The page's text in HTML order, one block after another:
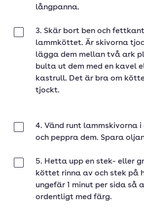
långpanna.
3. Skär bort ben och
lammköttet. Är skivorna
lägga dem mellan två ark
bulta ut dem med en kavel
kastrull. Det är bra om
tjockt.
4. Vänd runt lammskivorna
och peppra dem. Spara
5. Hetta upp en stek- eller
köttet rinna av och stek på
ungefär 1 minut per sida så
ordentligt med färg.